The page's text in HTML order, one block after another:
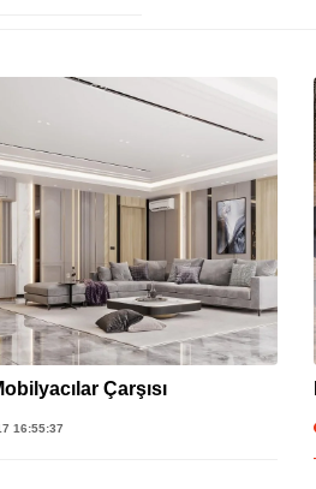
Çarşısı
16:55:37